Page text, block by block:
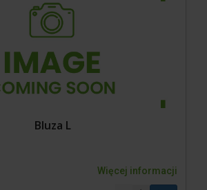
Bluza L
Więcej informacji